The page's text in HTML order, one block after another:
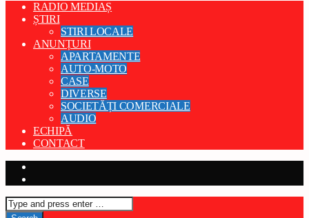
RADIO MEDIAȘ
ȘTIRI
STIRI LOCALE
ANUNȚURI
APARTAMENTE
AUTO-MOTO
CASE
DIVERSE
SOCIETĂȚI COMERCIALE
AUDIO
ECHIPĂ
CONTACT